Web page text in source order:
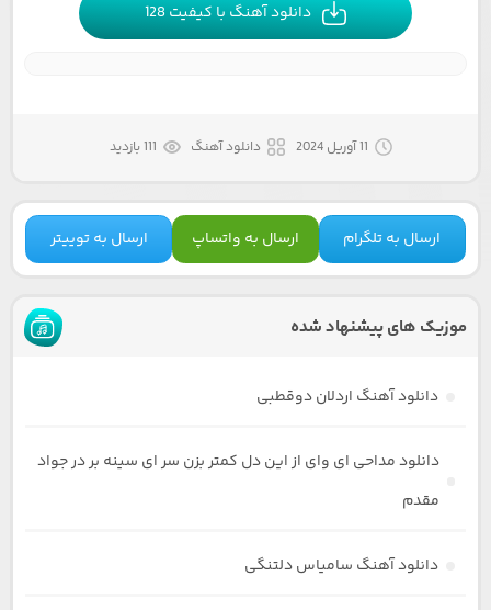
دانلود آهنگ با کیفیت 128
11 آوریل 2024 دانلود آهنگ 111 بازدید
ارسال به تلگرام ارسال به واتساپ ارسال به توییتر
موزیک های پیشنهاد شده
دانلود آهنگ اردلان دوقطبی
دانلود مداحی ای وای از این دل کمتر بزن سر ای سینه بر در جواد
مقدم
دانلود آهنگ سامیاس دلتنگی